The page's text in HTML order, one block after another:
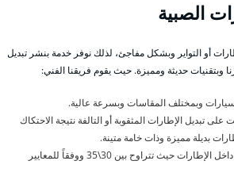
الصبية
أو التواير وبشكل مفاجئ، لذلك نوفر خدمة بنشر تبديل
وبتقنيات حديثة ومميزة. حيث يقوم فريقنا الفني:
وبمختلف المقاسات وبسرعة عالية.
تبديل الإطارات المثقوبة أو التالفة نتيجة الاحتكاك
بديلة مميزة وذات خامة متينة.
نعمل على قياس ضغط الهواء داخل الإطارات حيث تتراوح بين 30\35 ووفقاً للمعايير